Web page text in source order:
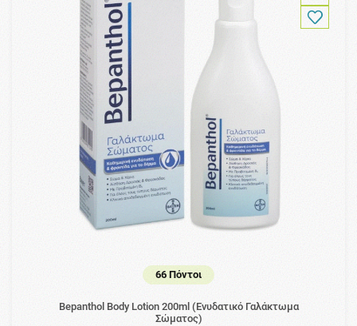
66 Πόντοι
Bepanthol Body Lotion 200ml (Ενυδατικό Γαλάκτωμα
Σώματος)